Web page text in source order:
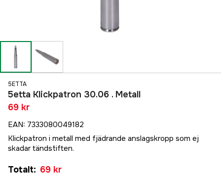
5ETTA
5etta Klickpatron 30.06 . Metall
69 kr
EAN: 7333080049182
Klickpatron i metall med fjädrande anslagskropp som ej
skadar tändstiften.
Totalt: 69 kr